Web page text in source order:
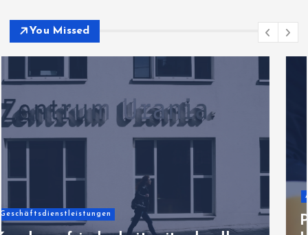
You Missed
Praxisorientierte